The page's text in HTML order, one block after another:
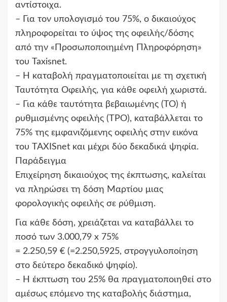
αντίστοιχα.
– Για τον υπολογισμό του 75%, ο δικαιούχος
πληροφορείται το ύψος της οφειλής/δόσης
από την «Προσωποποιημένη Πληροφόρηση»
του Taxisnet.
– H καταβολή πραγματοποιείται με τη σχετική
Ταυτότητα Οφειλής, για κάθε οφειλή χωριστά.
– Για κάθε ταυτότητα βεβαιωμένης (ΤΟ) ή
ρυθμισμένης οφειλής (ΤΡΟ), καταβάλλεται το
75% της εμφανιζόμενης οφειλής στην εικόνα
του TAXISnet και μέχρι δύο δεκαδικά ψηφία.
Παράδειγμα
Επιχείρηση δικαιούχος της έκπτωσης, καλείται
να πληρώσει τη δόση Μαρτίου μιας
φορολογικής οφειλής σε ρύθμιση.
Για κάθε δόση, χρειάζεται να καταβάλλει το
ποσό των 3.000,79 x 75%
= 2.250,59 € (=2.250,5925, στρογγυλοποίηση
στο δεύτερο δεκαδικό ψηφίο).
– Η έκπτωση του 25% θα πραγματοποιηθεί στο
αμέσως επόμενο της καταβολής διάστημα,